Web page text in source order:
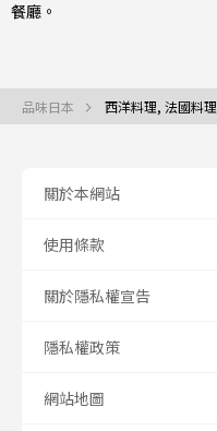
餐廳。
品味日本 西洋料理, 法國料理
關於本網站
使用條款
關於隱私權宣告
隱私權政策
網站地圖